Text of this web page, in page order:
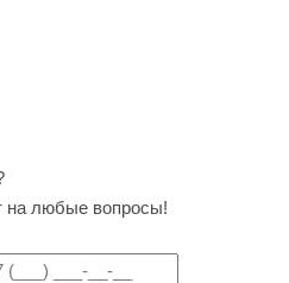
на любые вопросы!